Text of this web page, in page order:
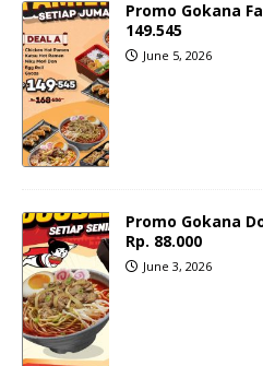
Promo Gokana
149.545
June 5, 2026
Promo Gokana
Rp. 88.000
June 3, 2026